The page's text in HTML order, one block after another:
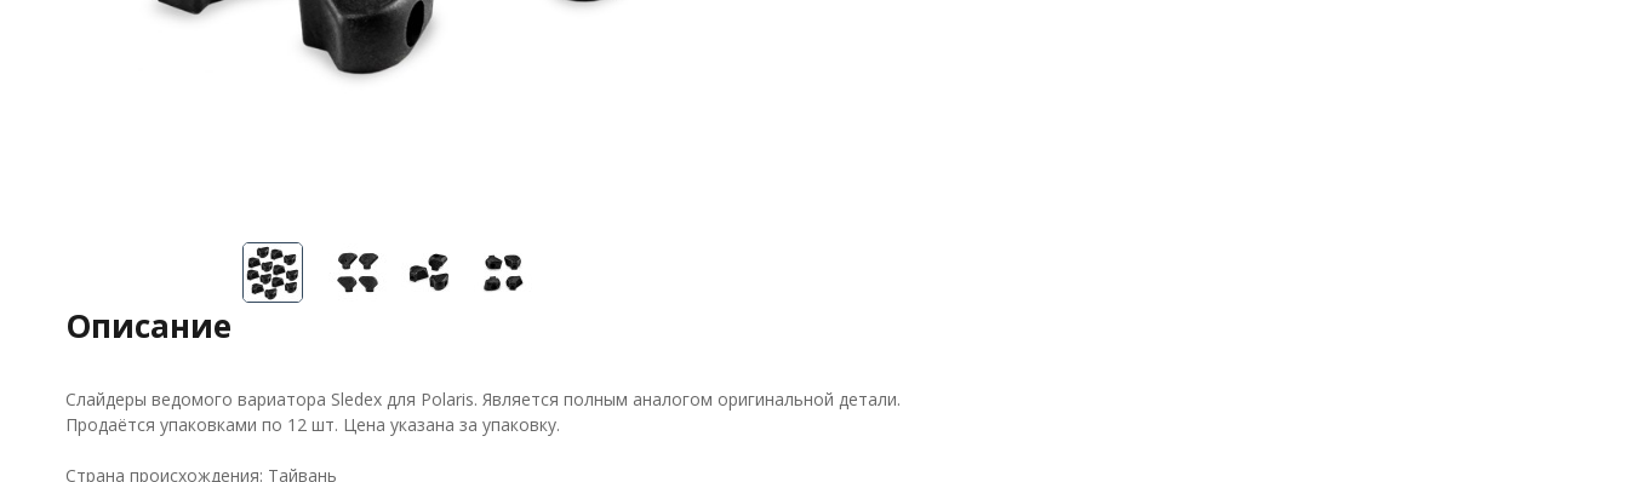
Описание
Слайдеры ведомого вариатора Sledex для Polaris. Является полным аналогом оригинальной детали.
Продаётся упаковками по 12 шт. Цена указана за упаковку.
Страна происхождения: Тайвань